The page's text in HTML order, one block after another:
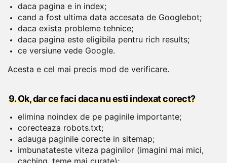
daca pagina e in index;
cand a fost ultima data accesata de Googlebot;
daca exista probleme tehnice;
daca pagina este eligibila pentru rich results;
ce versiune vede Google.
Acesta e cel mai precis mod de verificare.
9. Ok, dar ce faci daca nu esti indexat corect?
elimina noindex de pe paginile importante;
corecteaza robots.txt;
adauga paginile corecte in sitemap;
imbunatateste viteza paginilor (imagini mai mici,
caching, teme mai curate);